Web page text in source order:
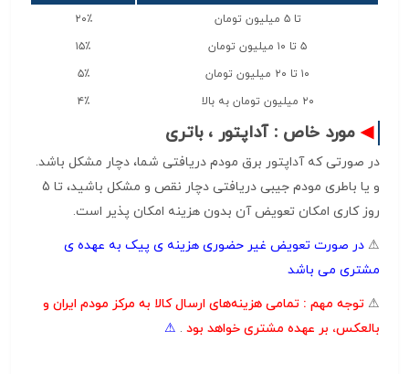
تا ۵ میلیون تومان
۲۰٪
۵ تا ۱۰ میلیون تومان
۱۵٪
۱۰ تا ۲۰ میلیون تومان
۵٪
۲۰ میلیون تومان به بالا
۴٪
◀ مورد خاص : آداپتور ، باتری
در صورتی که آداپتور برق مودم دریافتی شما، دچار مشکل باشد.
و یا باطری مودم جیبی دریافتی دچار نقص و مشکل باشید، تا 5
روز کاری امکان تعویض آن بدون هزینه امکان پذیر است.
⚠ در صورت تعویض غیر حضوری هزینه ی پیک به عهده ی
مشتری می باشد
⚠ توجه مهم : تمامی هزینه‌های ارسال کالا به مرکز مودم ایران و
بالعکس، بر عهده مشتری خواهد بود .
⚠